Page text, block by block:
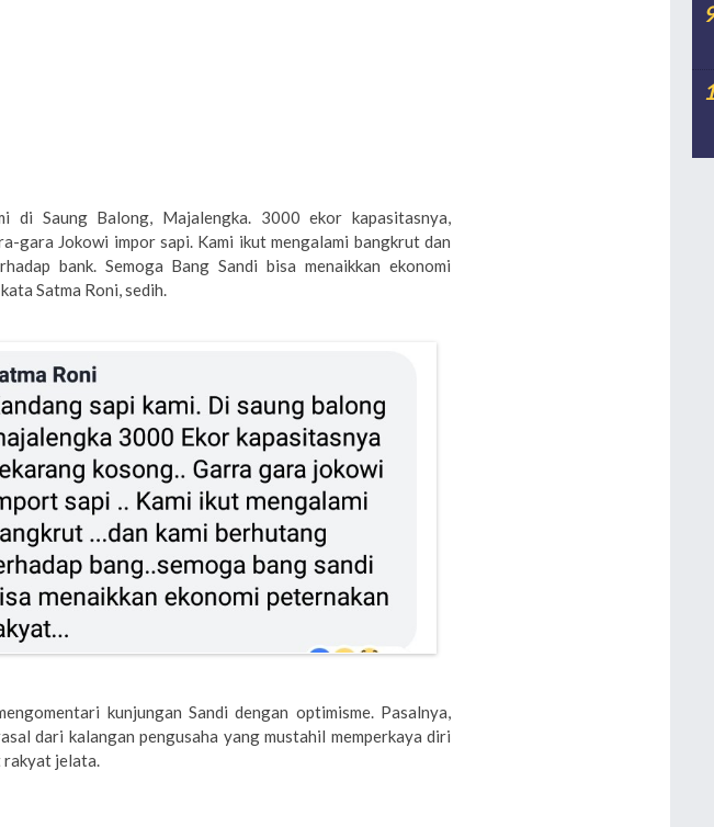
di Saung Balong, Majalengka. 3000 ekor kapasitasnya,
gara Jokowi impor sapi. Kami ikut mengalami bangkrut dan
bank. Semoga Bang Sandi bisa menaikkan ekonomi
Satma Roni, sedih.
kunjungan Sandi dengan optimisme. Pasalnya,
dari kalangan pengusaha yang mustahil memperkaya diri
jelata.